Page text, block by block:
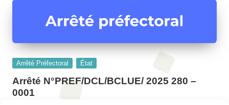
Posted
Arrêté Préfectoral État
Arrêté N°PREF/DCL/BCLUE/ 2025 280 –
0001